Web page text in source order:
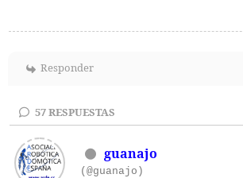
Responder
57RESPUESTAS
guanajo
(@guanajo)